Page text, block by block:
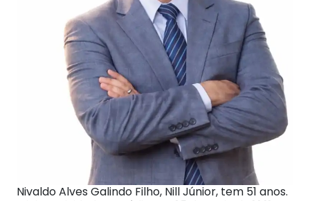
Nivaldo Alves Galindo Filho, Nill Júnior, tem 51 anos.